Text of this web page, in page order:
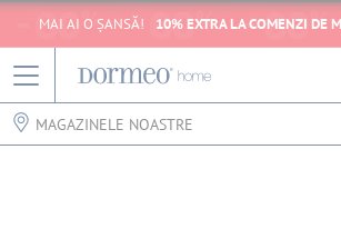
MAI AI O ȘANSĂ! 10% EXTRA LA COMENZI DE
MAGAZINELE NOASTRE